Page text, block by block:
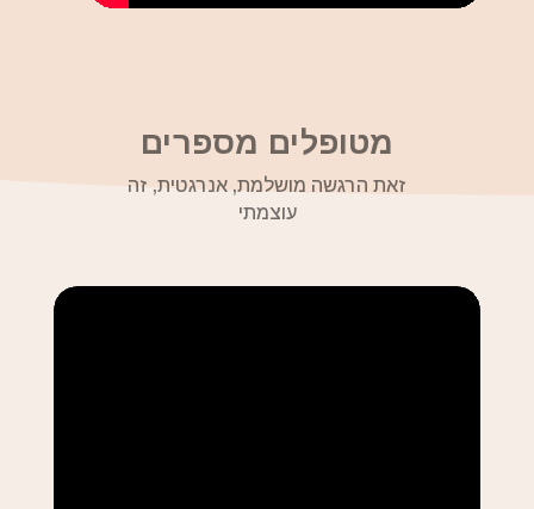
מטופלים מספרים
זאת הרגשה מושלמת, אנרגטית, זה
עוצמתי